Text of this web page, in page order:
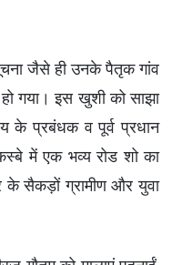
जैसे ही उनके पैतृक गांव
हो गया। इस खुशी को साझा
के प्रबंधक व पूर्व प्रधान
में एक भव्य रोड शो का
सैकड़ों ग्रामीण और युवा